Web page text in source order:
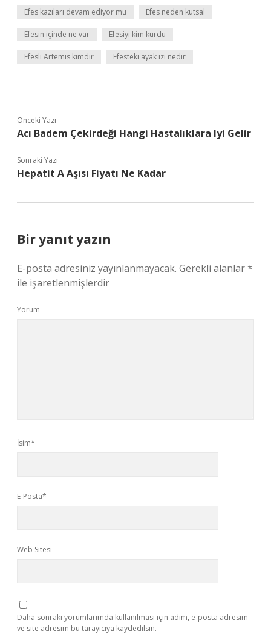
Efes kazıları devam ediyor mu Efes neden kutsal
Efesin içinde ne var Efesiyi kim kurdu
Efesli Artemis kimdir Efesteki ayak izi nedir
Önceki Yazı
Acı Badem Çekirdeği Hangi Hastalıklara Iyi Gelir
Sonraki Yazı
Hepatit A Aşısı Fiyatı Ne Kadar
Bir yanıt yazın
E-posta adresiniz yayınlanmayacak. Gerekli alanlar*
ile işaretlenmişlerdir
Yorum
İsim*
E-Posta*
Web Sitesi
Daha sonraki yorumlarımda kullanılması için adım, e-posta adresim
ve site adresim bu tarayıcıya kaydedilsin.